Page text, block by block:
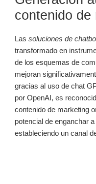
contenido de
Las soluciones de
transformado en
de los esquemas de
mejoran
gracias al uso de chat
por OpenAI, es
contenido de marketing
potencial de enganchar
estableciendo un canal